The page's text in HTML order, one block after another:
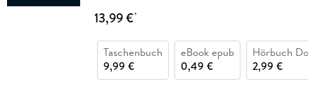
13,99 €*
Taschenbuch
9,99 €
eBook epub
0,49 €
Hörbuch
2,99 €